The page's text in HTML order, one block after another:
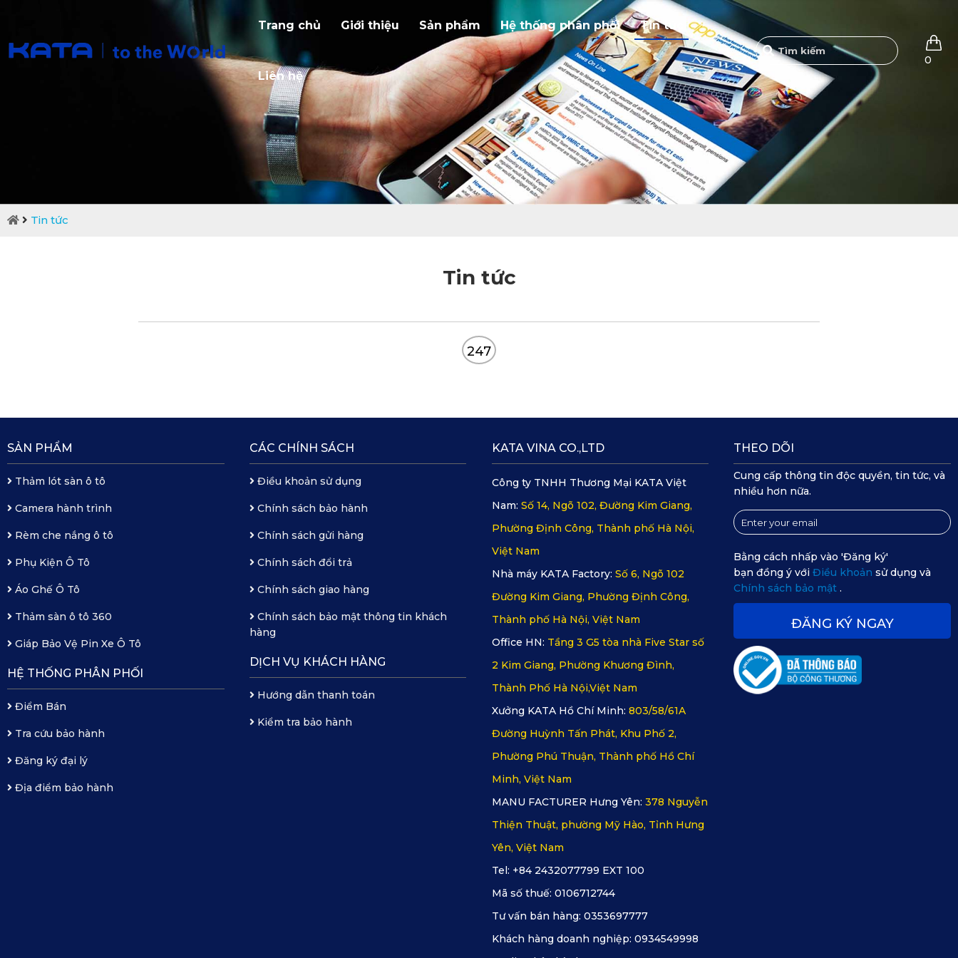
Trang chủ Giới thiệu Sản phẩm Hệ thống phân phối Tin tức
Liên hệ
0
Tin tức
Tin tức
247
SẢN PHẨM
Thảm lót sàn ô tô
Camera hành trình
Rèm che nắng ô tô
Phụ Kiện Ô Tô
Áo Ghế Ô Tô
Thảm sàn ô tô 360
Giáp Bảo Vệ Pin Xe Ô Tô
HỆ THỐNG PHÂN PHỐI
Điểm Bán
Tra cứu bảo hành
Đăng ký đại lý
Địa điểm bảo hành
CÁC CHÍNH SÁCH
Điều khoản sử dụng
Chính sách bảo hành
Chính sách gửi hàng
Chính sách đổi trả
Chính sách giao hàng
Chính sách bảo mật thông tin khách
hàng
DỊCH VỤ KHÁCH HÀNG
Hướng dẫn thanh toán
Kiểm tra bảo hành
KATA VINA CO.,LTD
Công ty TNHH Thương Mại KATA Việt
Nam: Số 14, Ngõ 102, Đường Kim Giang,
Phường Định Công, Thành phố Hà Nội,
Việt Nam
Nhà máy KATA Factory: Số 6, Ngõ 102
Đường Kim Giang, Phường Định Công,
Thành phố Hà Nội, Việt Nam
Office HN: Tầng 3 G5 tòa nhà Five Star số
2 Kim Giang, Phường Khương Đình,
Thành Phố Hà Nội,Việt Nam
Xưởng KATA Hồ Chí Minh: 803/58/61A
Đường Huỳnh Tấn Phát, Khu Phố 2,
Phường Phú Thuận, Thành phố Hồ Chí
Minh, Việt Nam
MANU FACTURER Hưng Yên: 378 Nguyễn
Thiện Thuật, phường Mỹ Hào, Tỉnh Hưng
Yên, Việt Nam
Tel: +84 2432077799 EXT 100
Mã số thuế: 0106712744
Tư vấn bán hàng: 0353697777
Khách hàng doanh nghiệp: 0934549998
THEO DÕI
Cung cấp thông tin độc quyền, tin tức, và
nhiều hơn nữa.
Bằng cách nhấp vào 'Đăng ký'
bạn đồng ý vớiĐiều khoảnsử dụng và
Chính sách bảo mật.
ĐĂNG KÝ NGAY